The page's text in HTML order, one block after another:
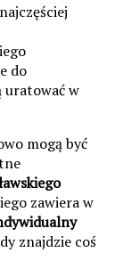
do
uratować w
mogą być
zawiera w
znajdzie coś